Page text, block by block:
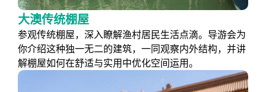
大澳传统棚屋
参观传统棚屋，深入瞭解渔村居民生活点滴。导游会为
你介绍这种独一无二的建筑，一同观察内外结构，并讲
解棚屋如何在舒适与实用中优化空间运用。